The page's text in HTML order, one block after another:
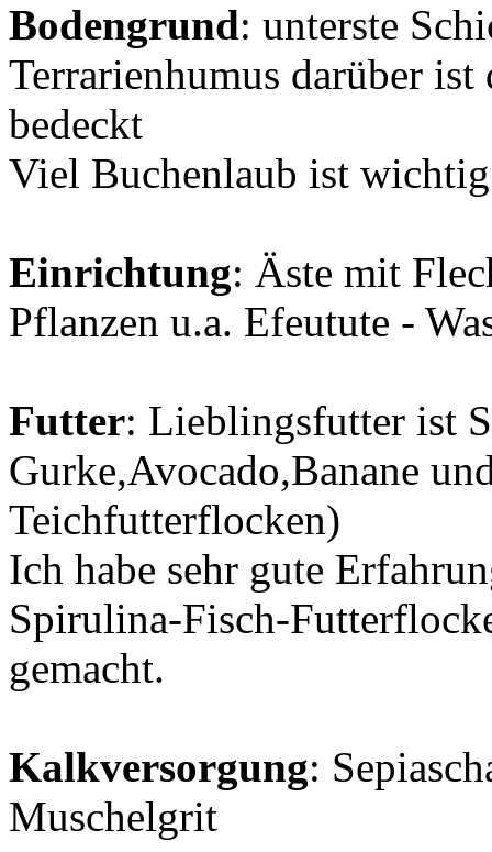
Bodengrund: unterste
Terrarienhumus darüber
bedeckt
Viel Buchenlaub ist wichtig
Einrichtung: Äste mit
Pflanzen u.a. Efeutute -
Futter: Lieblingsfutter ist
Gurke,Avocado,Banane
Teichfutterflocken)
Ich habe sehr gute
Spirulina-Fisch-
gemacht.
Kalkversorgung:
Muschelgrit